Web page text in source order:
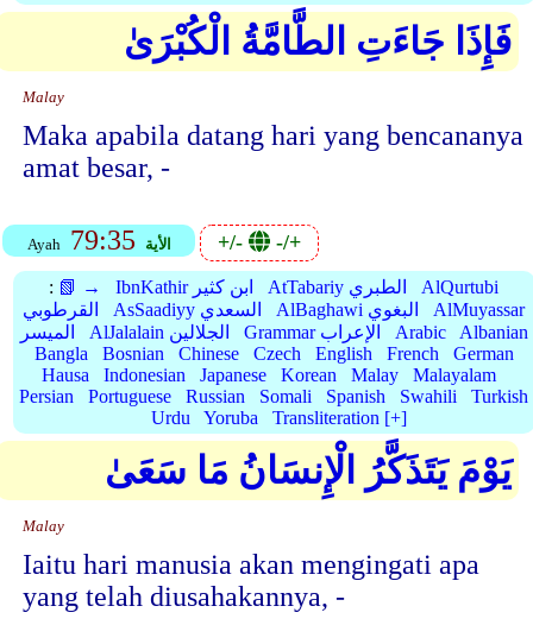
فَإِذَا جَاءَتِ الطَّامَّةُ الْكُبْرَىٰ
Malay
Maka apabila datang hari yang bencananya
amat besar, -
Ayah 79:35 الأية +/- -/+
: 📗 → IbnKathir ابن كثير AtTabariy الطبري
AlQurtubi
القرطوبي
AsSaadiyy السعدي AlBaghawi البغوي
AlMuyassar
الميسر
AlJalalain الجلالين Grammar الإعراب Arabic
Albanian
Bangla
Bosnian Chinese Czech English French
German
Hausa
Indonesian Japanese Korean Malay
Malayalam
Persian
Portuguese Russian Somali Spanish Swahili
Turkish
Urdu
Yoruba Transliteration [+]
يَوْمَ يَتَذَكَّرُ الْإِنسَانُ مَا سَعَىٰ
Malay
Iaitu hari manusia akan mengingati apa
yang telah diusahakannya, -